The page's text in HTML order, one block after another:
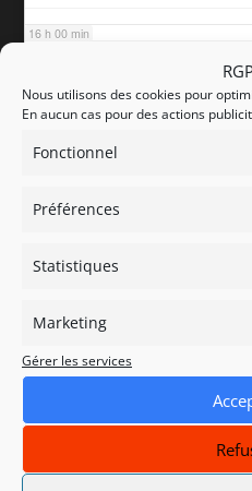
Nous utilisons des cookies pour
En aucun cas pour des actions
Fonctionnel
Préférences
Statistiques
Marketing
Gérer les services
16 h 00 min
17 h 00 min
21 h 00 min
22 h 00 min